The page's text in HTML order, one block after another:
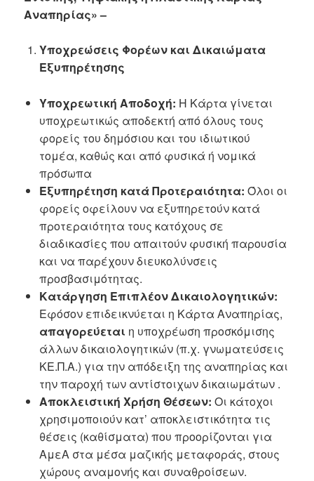
Αναπηρίας» –
Υποχρεώσεις Φορέων και Δικαιώματα
Εξυπηρέτησης
Υποχρεωτική Αποδοχή: Η Κάρτα γίνεται
υποχρεωτικώς αποδεκτή από όλους τους
φορείς του δημόσιου και του ιδιωτικού
τομέα, καθώς και από φυσικά ή νομικά
πρόσωπα
Εξυπηρέτηση κατά Προτεραιότητα: Όλοι οι
φορείς οφείλουν να εξυπηρετούν κατά
προτεραιότητα τους κατόχους σε
διαδικασίες που απαιτούν φυσική παρουσία
και να παρέχουν διευκολύνσεις
προσβασιμότητας.
Κατάργηση Επιπλέον Δικαιολογητικών:
Εφόσον επιδεικνύεται η Κάρτα Αναπηρίας,
απαγορεύεται η υποχρέωση προσκόμισης
άλλων δικαιολογητικών (π.χ. γνωματεύσεις
ΚΕ.Π.Α.) για την απόδειξη της αναπηρίας και
την παροχή των αντίστοιχων δικαιωμάτων .
Αποκλειστική Χρήση Θέσεων: Οι κάτοχοι
χρησιμοποιούν κατ’ αποκλειστικότητα τις
θέσεις (καθίσματα) που προορίζονται για
ΑμεΑ στα μέσα μαζικής μεταφοράς, στους
χώρους αναμονής και συναθροίσεων.